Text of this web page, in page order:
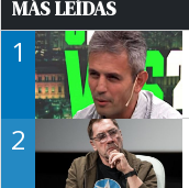
MÁS LEÍDAS
1
2